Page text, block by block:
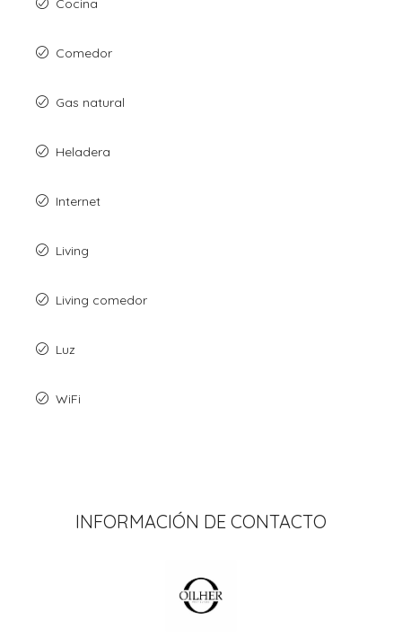
Cocina
Comedor
Gas natural
Heladera
Internet
Living
Living comedor
Luz
WiFi
INFORMACIÓN DE CONTACTO